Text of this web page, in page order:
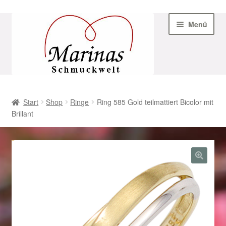
Navigation
Menü
AGB
Beispiel-Seite
Geschenke zu Ostern 2024
Start Shop Ringe
Ring 585 Gold teilmattiert Bicolor mit
Brillant